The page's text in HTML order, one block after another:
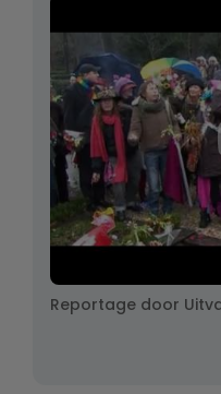
Reportage door